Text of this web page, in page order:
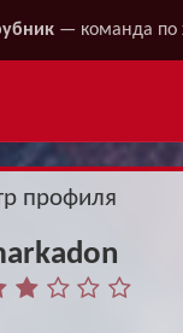
— команда по
профиля